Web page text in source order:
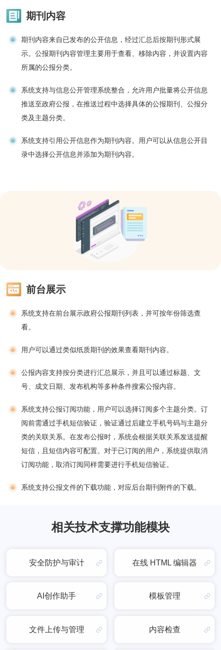
期刊内容
期刊内容来自已发布的公开信息，经过汇总后按期刊形式展
示。公报期刊内容管理主要用于查看、移除内容，并设置内容
所属的公报分类。
系统支持与信息公开管理系统整合，允许用户批量将公开信息
推送至政府公报，在推送过程中选择具体的公报期刊、公报分
类及主题分类。
系统支持引用公开信息作为期刊内容。用户可以从信息公开目
录中选择公开信息并添加为期刊内容。
前台展示
系统支持在前台展示政府公报期刊列表，并可按年份筛选查
看。
用户可以通过类似纸质期刊的效果查看期刊内容。
公报内容支持按分类进行汇总展示，并且可以通过标题、文
号、成文日期、发布机构等多种条件搜索公报内容。
系统支持公报订阅功能，用户可以选择订阅多个主题分类。订
阅前需通过手机短信验证，验证通过后建立手机号码与主题分
类的关联关系。在发布公报时，系统会根据关联关系发送提醒
短信，且短信内容可配置。对于已订阅的用户，系统提供取消
订阅功能，取消订阅同样需要进行手机短信验证。
系统支持公报文件的下载功能，对应后台期刊附件的下载。
相关技术支撑功能模块
安全防护与审计 在线 HTML 编辑器
AI创作助手 模板管理
文件上传与管理 内容检查